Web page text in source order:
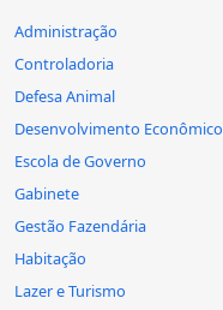
Administração
Controladoria
Defesa Animal
Desenvolvimento Econômico
Escola de Governo
Gabinete
Gestão Fazendária
Habitação
Lazer e Turismo